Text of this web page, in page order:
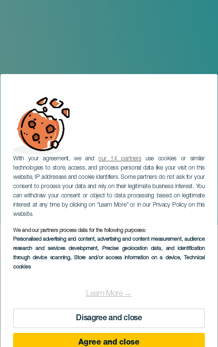
With your agreement, we andour 14 partnersuse cookies or similar
technologies to store, access, and process personal data like your visit on this
website, IP addresses and cookie identifiers. Some partners do not ask for your
consent to process your data and rely on their legitimate business interest. You
can withdraw your consent or object to data processing based on legitimate
interest at any time by clicking on “Learn More” or in our Privacy Policy on this
website.
We and our partners process data for the following purposes:
Personalised advertising and content, advertising and content measurement, audience
research and services development, Precise geolocation data, and identification
through device scanning, Store and/or access information on a device, Technical
cookies
Learn More →
Disagree and close
Agree and close
Paraden och
bananbränningen
GRAN CANARIA
Imagen
Listado